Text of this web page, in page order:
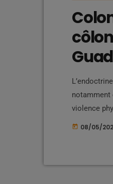
notamment
violence
mentale et
today 08/05/